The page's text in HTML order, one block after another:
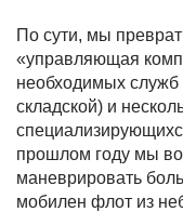
По сути, мы
«управляющая
необходимых служб
складской) и
прошлом году мы
маневрировать
мобилен флот из